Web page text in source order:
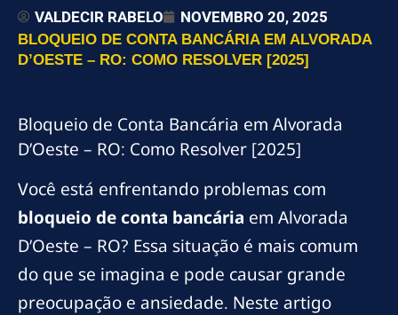
VALDECIR RABELO NOVEMBRO 20, 2025
BLOQUEIO DE CONTA BANCÁRIA EM ALVORADA
D’OESTE – RO: COMO RESOLVER [2025]
Bloqueio de Conta Bancária em Alvorada
D’Oeste – RO: Como Resolver [2025]
Você está enfrentando problemas com
bloqueio de conta bancária em Alvorada
D’Oeste – RO? Essa situação é mais comum
do que se imagina e pode causar grande
preocupação e ansiedade. Neste artigo